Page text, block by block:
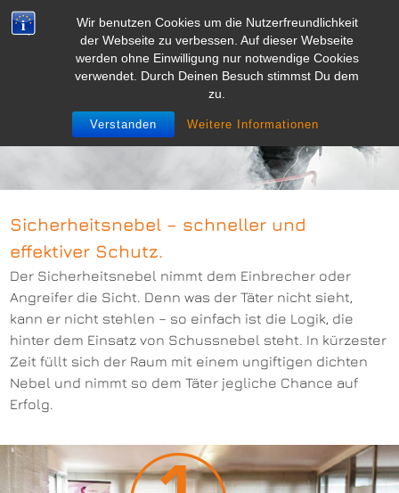
Wir benutzen Cookies um die Nutzerfreundlichkeit
der Webseite zu verbessen. Auf dieser Webseite
werden ohne Einwilligung nur notwendige Cookies
verwendet. Durch Deinen Besuch stimmst Du dem
zu.
Verstanden Weitere Informationen
Skip
☰ Navigation
Sicherheitsnebel
Sicherheitsnebel
Sicherheitsnebel – schneller und
effektiver Schutz.
Der Sicherheitsnebel nimmt dem Einbrecher oder
Angreifer die Sicht. Denn was der Täter nicht sieht,
kann er nicht stehlen – so einfach ist die Logik, die
hinter dem Einsatz von Schussnebel steht. In kürzester
Zeit füllt sich der Raum mit einem ungiftigen dichten
Nebel und nimmt so dem Täter jegliche Chance auf
Erfolg.